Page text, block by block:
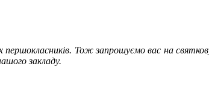
Тож запрошуємо вас на
закладу.